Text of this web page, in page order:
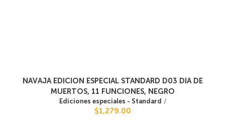
NAVAJA EDICION ESPECIAL STANDARD D03 DIA DE
MUERTOS, 11 FUNCIONES, NEGRO
Ediciones especiales - Standard /
$1,279.00